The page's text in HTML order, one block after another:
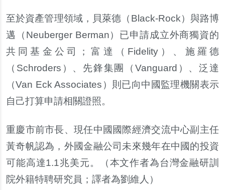
至於資產管理領域，貝萊德（Black-Rock）與路博
邁（Neuberger Berman）已申請成立外商獨資的
共同基金公司；富達（Fidelity）、施羅德
（Schroders）、先鋒集團（Vanguard）、泛達
（Van Eck Associates）則已向中國監理機關表示
自己打算申請相關證照。
重慶市前市長、現任中國國際經濟交流中心副主任
黃奇帆認為，外國金融公司未來幾年在中國的投資
可能高達1.1兆美元。
（本文作者為台灣金融研訓
院外籍特聘研究員；譯者為劉維人）